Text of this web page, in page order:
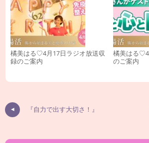
橘美はる♡4月17日ラジオ放送収
録のご案内
橘美はる
のご案内
『自力で出す大切さ！』